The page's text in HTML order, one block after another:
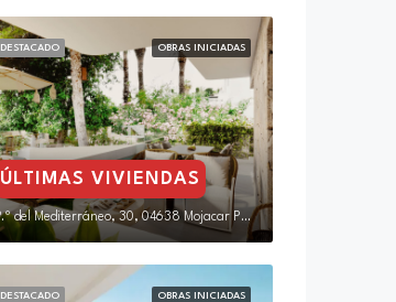
OBRAS INICIADAS
DESTACADO
ÚLTIMAS VIVIENDAS
P.º del Mediterráneo, 30, 04638 Mojacar Playa, Almería, España
OBRAS INICIADAS
DESTACADO